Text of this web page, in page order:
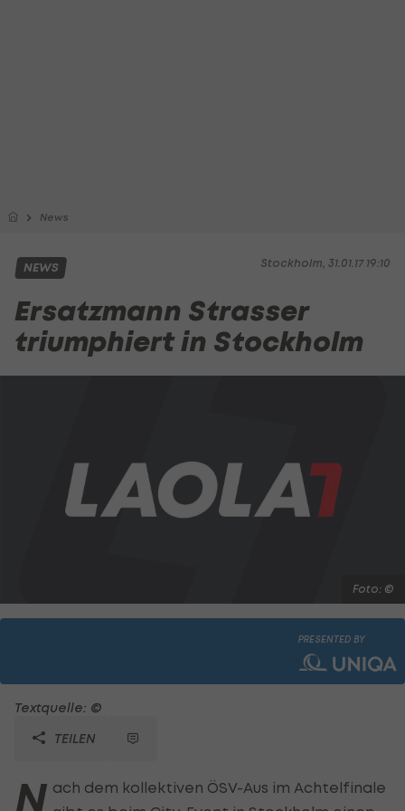
News
Stockholm, 31.01.17 19:10
NEWS
Ersatzmann Strasser
triumphiert in Stockholm
Foto: ©
PRESENTED BY
Textquelle: ©
TEILEN
N ach dem kollektiven ÖSV-Aus im Achtelfinale